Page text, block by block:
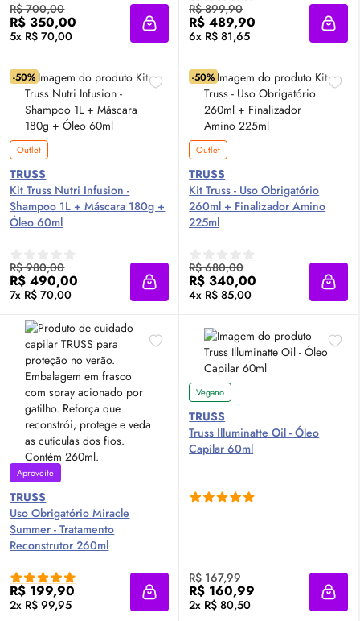
R$ 700,00
R$ 350,00
5x R$ 70,00 Adicionar à sacola
R$ 899,90
R$ 489,90
6x R$ 81,65
-50%
Outlet
TRUSS
Kit Truss Nutri Infusion -
Shampoo 1L + Máscara 180g +
Óleo 60ml
R$ 980,00
R$ 490,00
7x R$ 70,00 Adicionar à sacola
-50%
Outlet
TRUSS
Kit Truss - Uso Obrigatório
260ml + Finalizador Amino
225ml
R$ 680,00
R$ 340,00
4x R$ 85,00
Aproveite
TRUSS
Uso Obrigatório Miracle
Summer - Tratamento
Reconstrutor 260ml
R$ 199,90
2x R$ 99,95 Adicionar à sacola
Vegano
TRUSS
Truss IlluminatteOil - Óleo
Capilar 60ml
R$ 167,99
R$ 160,99
2x R$ 80,50